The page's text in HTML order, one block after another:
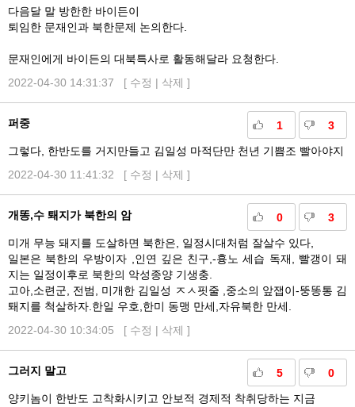
다음달 말 방한한 바이든이
퇴임한 문재인과 북한문제 논의한다.
문재인에게 바이든의 대북특사로 활동해달라 요청한다.
2022-04-30 14:31:37 [ 수정 | 삭제 ]
1 3
퍼중
그렇다, 한반도를 거지만들고 김일성 마적단만 천년 기쁨조 빨아야지
2022-04-30 11:41:32 [ 수정 | 삭제 ]
0 3
개똥,수 퇘지가 북한의 암
미개 무능 돼지를 도살하면 북한은, 일정시대처럼 잘살수 있다,
일본은 북한의 우방이자 ,인연 깊은 친구,-흉노 세습 독재, 빨갱이 돼
지는 일정이후로 북한의 악성종양 기생충.
고아,소련군, 전범, 미개한 김일성 ㅈㅅ핏줄 ,중소의 앞잽이-뚱똥통 김
퇘지를 척살하자.한일 우호,한미 동맹 만세,자유북한 만세.
2022-04-30 10:34:05 [ 수정 | 삭제 ]
5 0
그러지 말고
양키놈이 한반도 고착화시키고 안보적 경제적 착취당하는 지금